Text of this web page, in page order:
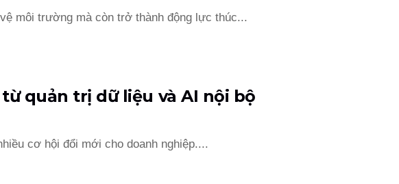
môi trường mà còn trở thành động lực thúc...
quản trị dữ liệu và AI nội bộ
cơ hội đổi mới cho doanh nghiệp....